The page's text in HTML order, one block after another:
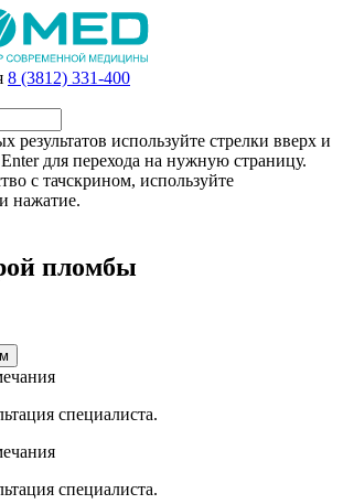
8 (3812) 331-400
результатов используйте стрелки вверх и
для перехода на нужную страницу.
с тачскрином, используйте
нажатие.
пломбы
специалиста.
специалиста.